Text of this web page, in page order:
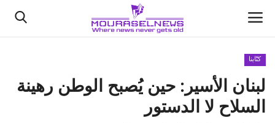
الأخبار
كتّابنا
كتّابنا
لبنان الأسير: حين يُصبح الوطن رهينة
السلاح لا الدستور